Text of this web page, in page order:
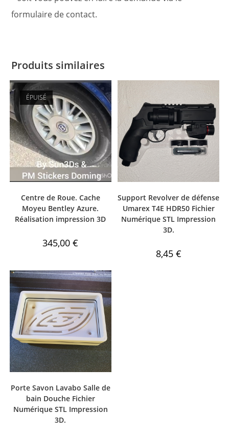
formulaire de contact.
Produits similaires
ÉPUISÉ
Centre de Roue. Cache
Moyeu Bentley Azure.
Réalisation impression 3D
345,00€
Support Revolver de défense
Umarex T4E HDR50 Fichier
Numérique STL Impression
3D.
8,45 €
Porte Savon Lavabo Salle de
bain Douche Fichier
Numérique STL Impression
3D.